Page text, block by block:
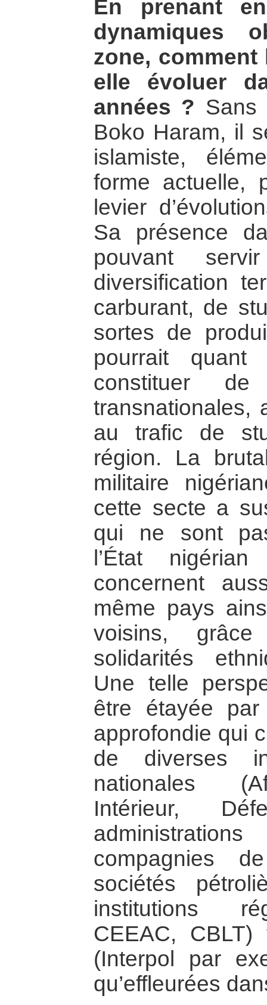
En prenant
dynamiques
zone, comment
elle évoluer
années ? Sans
Boko Haram, il
islamiste,
forme actuelle,
levier
Sa présence
pouvant
diversification
carburant, de
sortes de
pourrait
constituer de
transnationales,
au trafic de
région. La
militaire
cette secte a
qui ne sont
l’État
concernent
même pays
voisins,
solidarités
Une telle
être étayée
approfondie qui
de diverses
nationales
Intérieur,
compagnies
sociétés
institutions
CEEAC, CBLT)
(Interpol par
qu’effleurées